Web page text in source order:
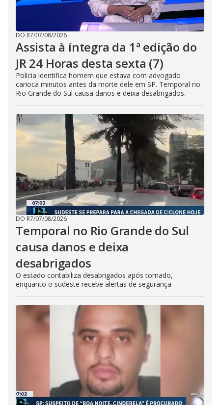
DO R7/07/08/2026
Assista à íntegra da 1ª edição do
JR 24 Horas desta sexta (7)
Polícia identifica homem que estava com advogado
carioca minutos antes da morte dele em SP. Temporal no
Rio Grande do Sul causa danos e deixa desabrigados.
DO R7/07/08/2026
Temporal no Rio Grande do Sul
causa danos e deixa
desabrigados
O estado contabiliza desabrigados após tornado,
enquanto o sudeste recebe alertas de segurança